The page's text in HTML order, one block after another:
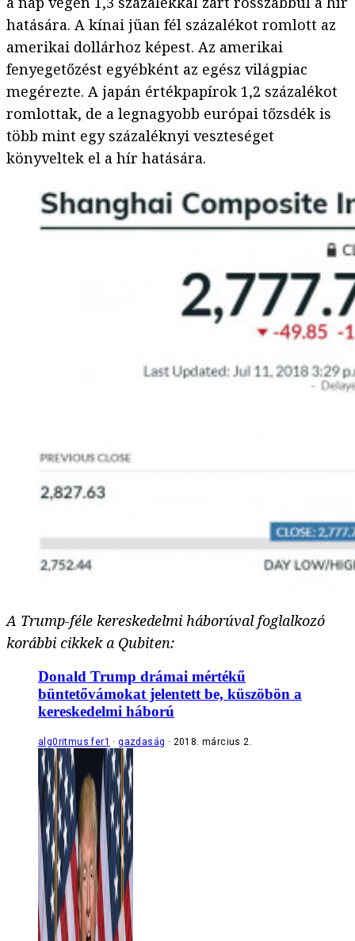
hatására. A kínai jüan fél százalékot romlott az
amerikai dollárhoz képest. Az amerikai
fenyegetőzést egyébként az egész világpiac
megérezte. A japán értékpapírok 1,2 százalékot
romlottak, de a legnagyobb európai tőzsdék is
több mint egy százaléknyi veszteséget
könyveltek el a hír hatására.
A Trump-féle kereskedelmi háborúval foglalkozó
korábbi cikkek a Qubiten:
Donald Trump drámai mértékű
büntetővámokat jelentett be, küszöbön a
kereskedelmi háború
alg0ritmus fer1 gazdaság 2018. március 2.